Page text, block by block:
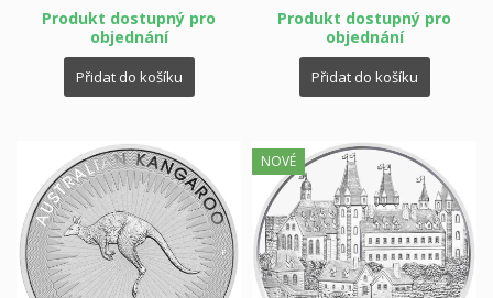
Produkt dostupný pro
objednání
Přidat do košíku
Produkt dostupný pro
objednání
Přidat do košíku
NOVÉ